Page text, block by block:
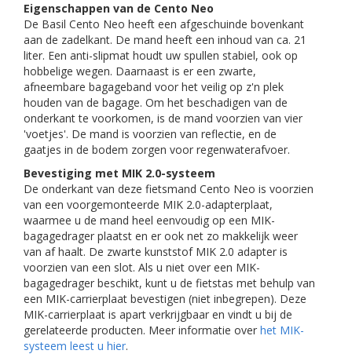
Eigenschappen van de Cento Neo
De Basil Cento Neo heeft een afgeschuinde bovenkant
aan de zadelkant. De mand heeft een inhoud van ca. 21
liter. Een anti-slipmat houdt uw spullen stabiel, ook op
hobbelige wegen. Daarnaast is er een zwarte,
afneembare bagageband voor het veilig op z'n plek
houden van de bagage. Om het beschadigen van de
onderkant te voorkomen, is de mand voorzien van vier
'voetjes'. De mand is voorzien van reflectie, en de
gaatjes in de bodem zorgen voor regenwaterafvoer.
Bevestiging met MIK 2.0-systeem
De onderkant van deze fietsmand Cento Neo is voorzien
van een voorgemonteerde MIK 2.0-adapterplaat,
waarmee u de mand heel eenvoudig op een MIK-
bagagedrager plaatst en er ook net zo makkelijk weer
van af haalt. De zwarte kunststof MIK 2.0 adapter is
voorzien van een slot. Als u niet over een MIK-
bagagedrager beschikt, kunt u de fietstas met behulp van
een MIK-carrierplaat bevestigen (niet inbegrepen). Deze
MIK-carrierplaat is apart verkrijgbaar en vindt u bij de
gerelateerde producten. Meer informatie over het MIK-
systeem leest u hier.